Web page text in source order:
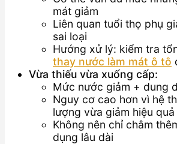
mát giảm
Liên quan tuổi thọ phụ
sai loại
Hướng xử lý: kiểm tra
thay nước làm mát ô tô
Vừa thiếu vừa xuống cấp:
Mức nước giảm + dung
Nguy cơ cao hơn vì hệ
lượng vừa giảm hiệu
Không nên chỉ châm
dụng lâu dài